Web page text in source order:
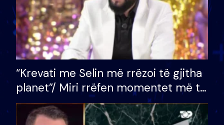
“Krevati me Selin më rrëzoi të gjitha
planet”/ Miri rrëfen momentet më të
bukura në shtëpinë e BB VIP: Do më
mungojë zilja e mëngjesit kur…